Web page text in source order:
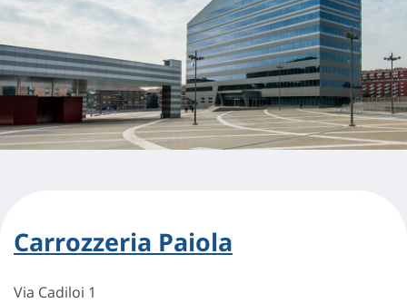
Carrozzeria Paiola
Via Cadiloi 1